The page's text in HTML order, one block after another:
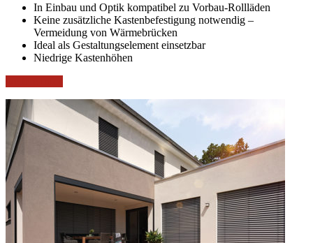
In Einbau und Optik kompatibel zu Vorbau-Rollläden
Keine zusätzliche Kastenbefestigung notwendig –
Vermeidung von Wärmebrücken
Ideal als Gestaltungselement einsetzbar
Niedrige Kastenhöhen